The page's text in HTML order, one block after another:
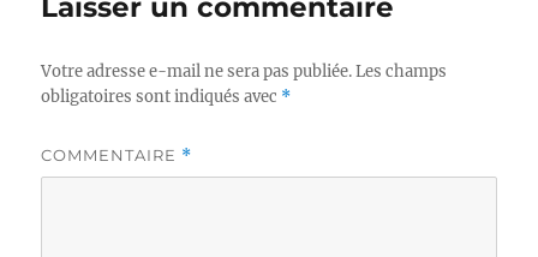
Laisser un commentaire
Votre adresse e-mail ne sera pas publiée. Les champs
obligatoires sont indiqués avec *
COMMENTAIRE *